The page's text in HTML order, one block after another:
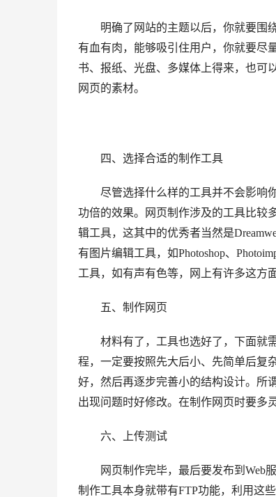
明确了网站的主题以后，你就要围绕
有血有肉，能够吸引住用户，你就要尽
书、报纸、光盘、多媒体上得来，也可
网页的素材。
四、选择合适的制作工具
尽管选择什么样的工具并不会影响你
功倍的效果。网页制作涉及的工具比较
辑工具，这其中的优秀者当然是
有图片编辑工具，如Photoshop、
工具，如有声有色等，网上有许多这方
五、制作网页
材料有了，工具也选好了，下面就需
程，一定要按照先大后小、先简单后复
好，然后再逐步完善小的结构设计。所
出现问题时好修改。在制作网页时要多
六、上传测试
网页制作完毕，最后要发布到Web服
制作工具本身就带有FTP功能，利用这